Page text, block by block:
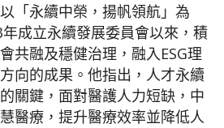
「永續中榮，揚帆領航」為
成立永續發展委員會以來，積
共融及穩健治理，融入ESG理
向的成果。他指出，人才永續
關鍵，面對醫護人力短缺，中
醫療，提升醫療效率並降低人